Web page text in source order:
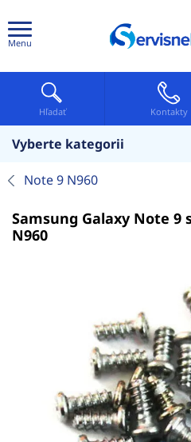
Menu
Hľadať Kontakty
Vyberte kategorii
Note 9 N960
Samsung Galaxy Note 9
N960